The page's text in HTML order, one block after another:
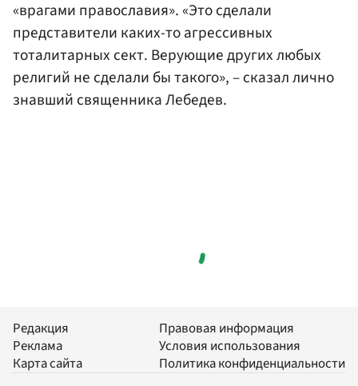
«врагами православия». «Это сделали
представители каких-то агрессивных
тоталитарных сект. Верующие других любых
религий не сделали бы такого», – сказал лично
знавший священника Лебедев.
Редакция
Реклама
Карта сайта
Правовая информация
Условия использования
Политика конфиденциальности